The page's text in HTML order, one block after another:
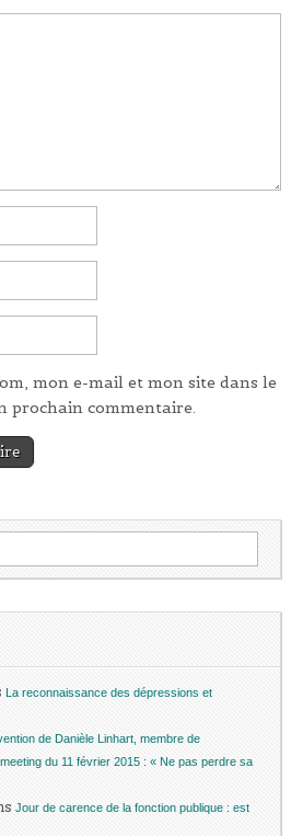
mon e-mail et mon site dans le
prochain commentaire.
La reconnaissance des dépressions et
de Danièle Linhart, membre de
du 11 février 2015 : « Ne pas perdre sa
Jour de carence de la fonction publique : est